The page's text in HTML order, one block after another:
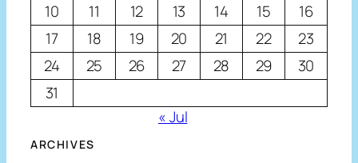
10
11 12 13 14 15
16
17
18 19 20 21 22
23
24
25 26 27 28 29
30
31
« Jul
ARCHIVES